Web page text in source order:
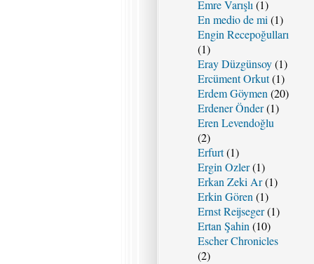
Emre Varışlı (1)
En medio de mi (1)
Engin Recepoğulları
(1)
Eray Düzgünsoy(1)
Ercüment Orkut(1)
Erdem Göymen (20)
Erdener Önder(1)
Eren Levendoğlu
(2)
Erfurt(1)
Ergin Ozler(1)
Erkan Zeki Ar(1)
Erkin Gören (1)
Ernst Reijseger(1)
Ertan Şahin (10)
Escher Chronicles
(2)